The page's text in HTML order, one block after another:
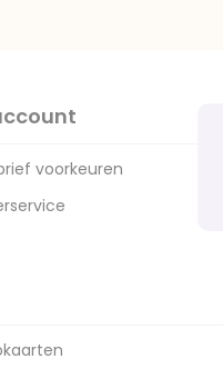
voorkeuren